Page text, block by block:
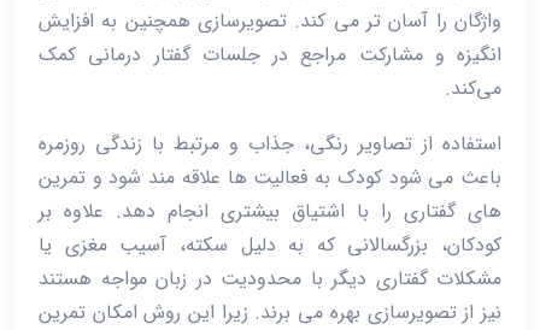
واژگان را آسان‌ تر می‌ کند. تصویرسازی همچنین به افزایش
انگیزه و مشارکت مراجع در جلسات گفتار درمانی کمک
می‌کند.
استفاده از تصاویر رنگی، جذاب و مرتبط با زندگی روزمره
باعث می ‌شود کودک به فعالیت‌ ها علاقه‌ مند شود و تمرین‌
های گفتاری را با اشتیاق بیشتری انجام دهد. علاوه بر
کودکان، بزرگسالانی که به دلیل سکته، آسیب مغزی یا
مشکلات گفتاری دیگر با محدودیت در زبان مواجه هستند
نیز از تصویرسازی بهره می‌ برند. زیرا این روش امکان تمرین